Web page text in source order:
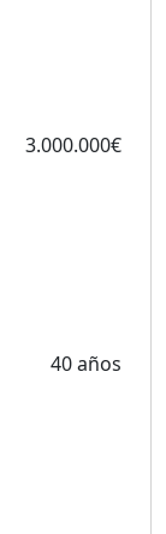
3.000.000€
40 años